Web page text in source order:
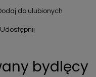
do ulubionych
Udostępnij
bydlęcy